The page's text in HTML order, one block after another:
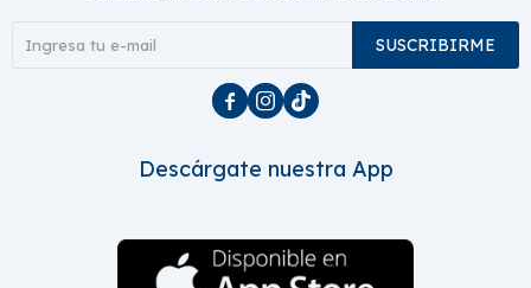
SUSCRIBIRME
  
Descárgate nuestra App